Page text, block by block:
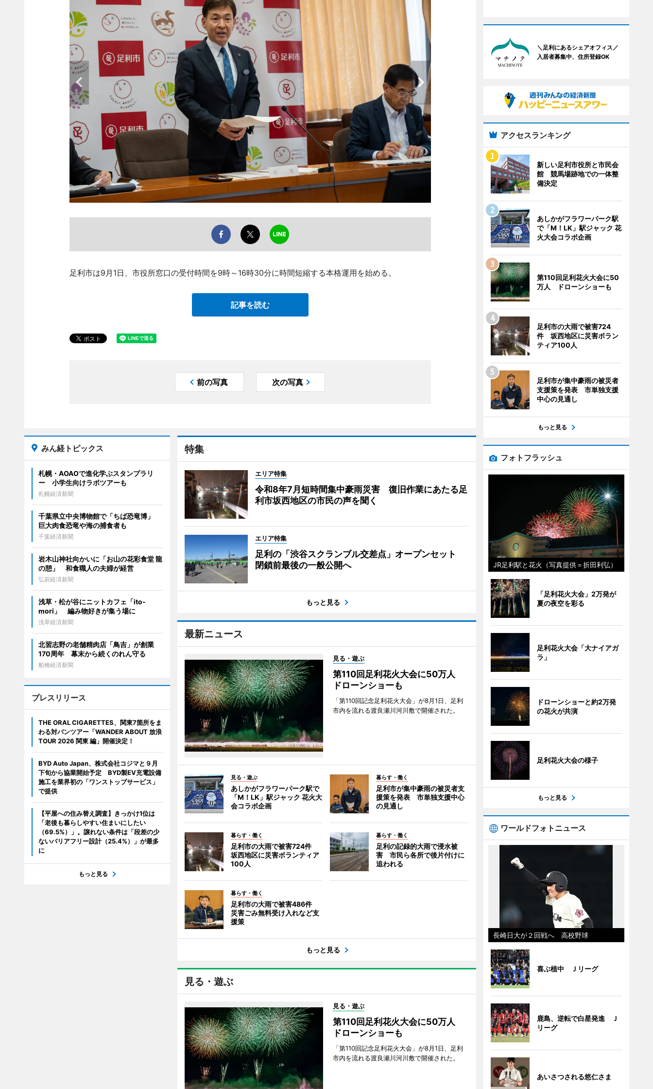
足利市は9月1日、市役所窓口の受付時間を9時～16時30分に時間短縮する本格運用を始める。
記事を読む
前の写真 次の写真
特集
エリア特集
令和8年7月短時間集中豪雨災害 復旧作業にあたる足
利市坂西地区の市民の声を聞く
エリア特集
足利の「渋谷スクランブル交差点」オープンセット
閉鎖前最後の一般公開へ
もっと見る
最新ニュース
見る・遊ぶ
第110回足利花火大会に50万人
ドローンショーも
「第110回記念足利花火大会」が8月1日、足利
市内を流れる渡良瀬川河川敷で開催された。
見る・遊ぶ
あしかがフラワーパーク駅で
「M！LK」駅ジャック 花火大
会コラボ企画
暮らす・働く
足利市が集中豪雨の被災者支
援策を発表 市単独支援中心
の見通し
暮らす・働く
足利市の大雨で被害724件
坂西地区に災害ボランティア
100人
暮らす・働く
足利の記録的大雨で浸水被
害 市民ら各所で後片付けに
追われる
暮らす・働く
足利市の大雨で被害486件
災害ごみ無料受け入れなど支
援策
もっと見る
見る・遊ぶ
見る・遊ぶ
第110回足利花火大会に50万人
ドローンショーも
「第110回記念足利花火大会」が8月1日、足利
市内を流れる渡良瀬川河川敷で開催された。
みん経トピックス
札幌・AOAOで進化学ぶスタンプラリ
ー 小学生向けラボツアーも
札幌経済新聞
千葉県立中央博物館で「ちば恐竜博」
巨大肉食恐竜や海の捕食者も
千葉経済新聞
岩木山神社向かいに「お山の花彩食堂 龍
の憩」 和食職人の夫婦が経営
弘前経済新聞
浅草・松が谷にニットカフェ「ito-
mori」 編み物好きが集う場に
浅草経済新聞
北習志野の老舗精肉店「鳥吉」が創業
170周年 幕末から続くのれん守る
船橋経済新聞
プレスリリース
THE ORAL CIGARETTES、関東7箇所をま
わる対バンツアー「WANDER ABOUT 放浪
TOUR 2026 関東 編」開催決定！
BYD Auto Japan、株式会社コジマと９月
下旬から協業開始予定 BYD製EV充電設備
施工を業界初の「ワンストップサービス」
で提供
【平屋への住み替え調査】きっかけ1位は
「老後も暮らしやすい住まいにしたい
（69.5%）」。譲れない条件は「段差の少
ないバリアフリー設計（25.4%）」が最多
に
もっと見る
＼足利にあるシェアオフィス／
入居者募集中、住所登録OK
アクセスランキング
新しい足利市役所と市民会
館 競馬場跡地での一体整
備決定
あしかがフラワーパーク駅
で「M！LK」駅ジャック 花
火大会コラボ企画
第110回足利花火大会に50
万人 ドローンショーも
足利市の大雨で被害724
件 坂西地区に災害ボラン
ティア100人
足利市が集中豪雨の被災者
支援策を発表 市単独支援
中心の見通し
もっと見る
フォトフラッシュ
JR足利駅と花火（写真提供＝折田利弘）
「足利花火大会」2万発が
夏の夜空を彩る
足利花火大会「大ナイアガ
ラ」
ドローンショーと約2万発
の花火が共演
足利花火大会の様子
もっと見る
ワールドフォトニュース
長崎日大が２回戦へ 高校野球
喜ぶ植中 Ｊリーグ
鹿島、逆転で白星発進 Ｊ
リーグ
あいさつされる悠仁さま